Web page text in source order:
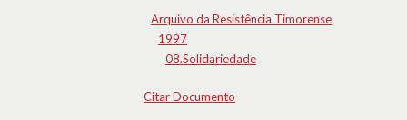
Arquivo da Resistência Timorense
1997
08.Solidariedade
Citar Documento